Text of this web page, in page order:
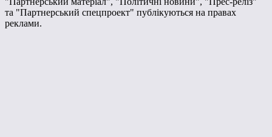
та "Партнерський спецпроект" публікуються на правах
реклами.